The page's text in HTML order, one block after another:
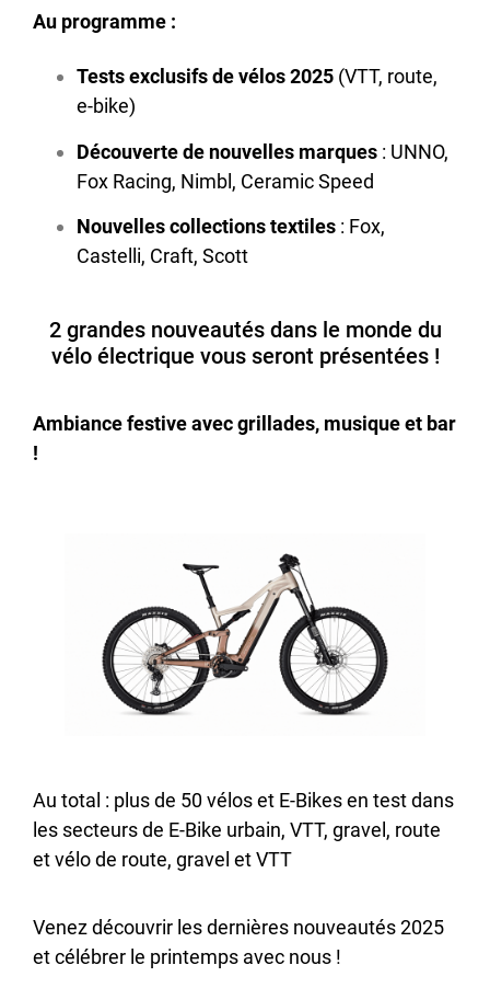
Au programme :
Tests exclusifs de vélos 2025 (VTT, route,
e-bike)
Découverte de nouvelles marques : UNNO,
Fox Racing, Nimbl, Ceramic Speed
Nouvelles collections textiles : Fox,
Castelli, Craft, Scott
2 grandes nouveautés dans le monde du
vélo électrique vous seront présentées !
Ambiance festive avec grillades, musique et bar
!
Au total : plus de 50 vélos et E-Bikes en test dans
les secteurs de E-Bike urbain, VTT, gravel, route
et vélo de route, gravel et VTT
Venez découvrir les dernières nouveautés 2025
et célébrer le printemps avec nous !